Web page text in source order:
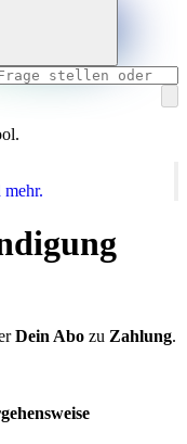
Dein Abo zu Zahlung.